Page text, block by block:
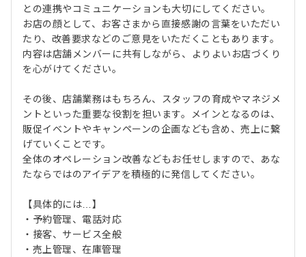
との連携やコミュニケーションも大切にしてください。
お店の顔として、お客さまから直接感謝の言葉をいただい
たり、改善要求などのご意見をいただくこともあります。
内容は店舗メンバーに共有しながら、よりよいお店づくり
を心がけてください。
その後、店舗業務はもちろん、スタッフの育成やマネジメ
ントといった重要な役割を担います。メインとなるのは、
販促イベントやキャンペーンの企画なども含め、売上に繋
げていくことです。
全体のオペレーション改善などもお任せしますので、あな
たならではのアイデアを積極的に発信してください。
【具体的には…】
・予約管理、電話対応
・接客、サービス全般
・売上管理、在庫管理